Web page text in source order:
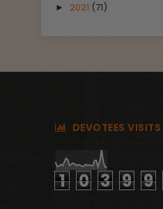
► 2021 (71)
DEVOTEES VISITS
1 0 3 9 9